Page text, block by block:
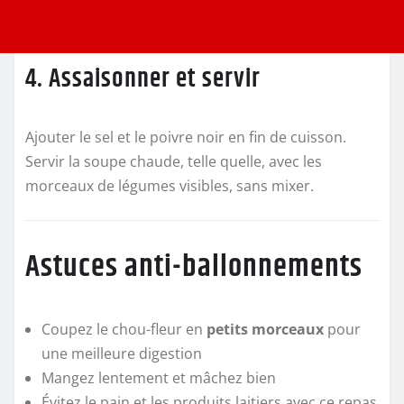
4. Assaisonner et servir
Ajouter le sel et le poivre noir en fin de cuisson.
Servir la soupe chaude, telle quelle, avec les
morceaux de légumes visibles, sans mixer.
Astuces anti-ballonnements
Coupez le chou-fleur en petits morceaux pour
une meilleure digestion
Mangez lentement et mâchez bien